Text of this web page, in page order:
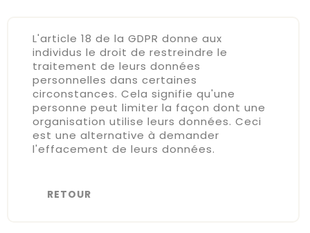
L'article 18 de la GDPR donne aux
individus le droit de restreindre le
traitement de leurs données
personnelles dans certaines
circonstances. Cela signifie qu'une
personne peut limiter la façon dont une
organisation utilise leurs données. Ceci
est une alternative à demander
l'effacement de leurs données.
RETOUR